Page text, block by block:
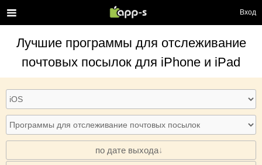
Вход
Лучшие программы для отслеживание
почтовых посылок для iPhone и iPad
по дате выхода